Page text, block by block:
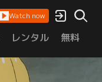
Watch now
レンタル 無料